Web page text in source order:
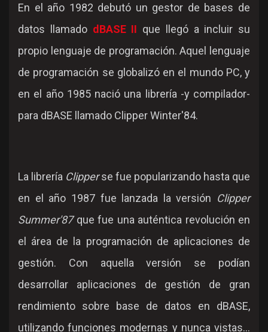
En el año 1982 debutó un gestor de bases de
datos llamado dBASE II que llegó a incluir su
propio lenguaje de programación. Aquel lenguaje
de programación se globalizó en el mundo PC, y
en el año 1985 nació una librería -y compilador-
para dBASE llamado Clipper Winter'84.
La librería Clipperse fue popularizando hasta que
en el año 1987 fue lanzada la versión Clipper
Summer'87que fue una auténtica revolución en
el área de la programación de aplicaciones de
gestión. Con aquella versión se podían
desarrollar aplicaciones de gestión de gran
rendimiento sobre base de datos en dBASE,
utilizando funciones modernas y nunca vistas...